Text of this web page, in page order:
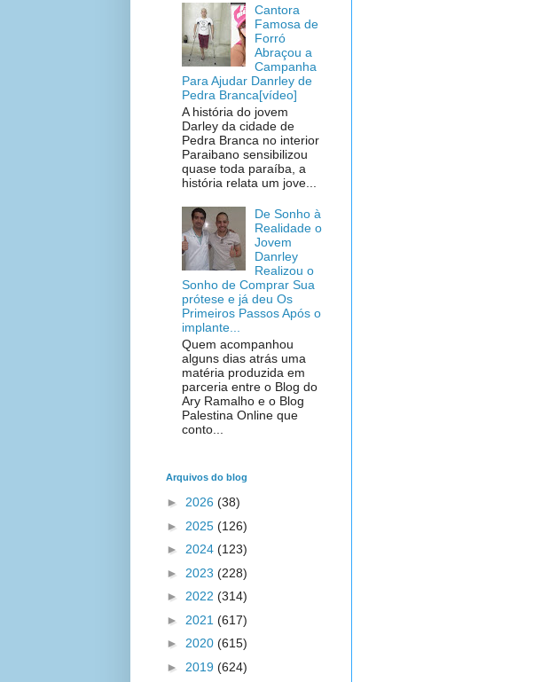
Cantora
Famosa de
Forró
Abraçou a
Campanha
Para Ajudar Danrley de
Pedra Branca[vídeo]
A história do jovem
Darley da cidade de
Pedra Branca no interior
Paraibano sensibilizou
quase toda paraíba, a
história relata um jove...
De Sonho à
Realidade o
Jovem
Danrley
Realizou o
Sonho de Comprar Sua
prótese e já deu Os
Primeiros Passos Após o
implante...
Quem acompanhou
alguns dias atrás uma
matéria produzida em
parceria entre o Blog do
Ary Ramalho e o Blog
Palestina Online que
conto...
Arquivos do blog
► 2026 (38)
► 2025 (126)
► 2024 (123)
► 2023 (228)
► 2022 (314)
► 2021 (617)
► 2020 (615)
► 2019 (624)